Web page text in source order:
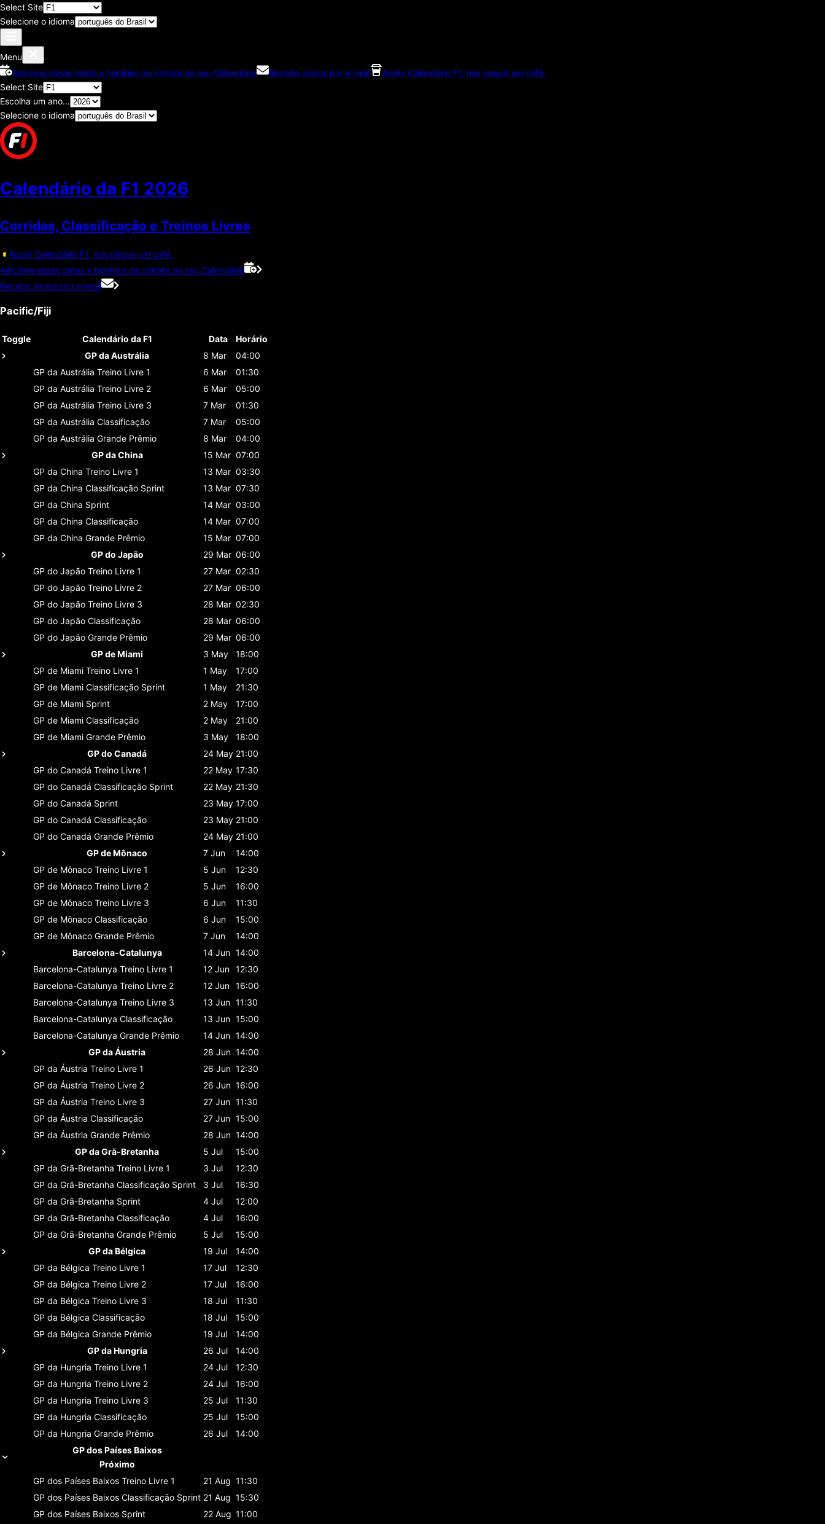
Select Site
Selecione o idioma
Menu
Adicione essas datas e horários da corrida ao seu Calendário
Receba avisos por e-mail
Apoie Calendário F1, nos pague um café.
Select Site
Escolha um ano...
Selecione o idioma
Calendário da F1 2026
Corridas, Classificaçāo e Treinos Livres
Apoie Calendário F1, nos pague um café.
Adicione essas datas e horários da corrida ao seu Calendário
Receba avisos por e-mail
Pacific/Fiji
Toggle Calendário da F1 Data
Horário
GP da Austrália
8 Mar
04:00
GP da Austrália Treino Livre 1 6 Mar
01:30
GP da Austrália Treino Livre 2 6 Mar
05:00
GP da Austrália Treino Livre 3 7 Mar
01:30
GP da Austrália Classificaçāo 7 Mar
05:00
GP da Austrália Grande Prêmio 8 Mar
04:00
GP da China
15 Mar 07:00
GP da China Treino Livre 1 13 Mar 03:30
GP da China Classificaçāo Sprint 13 Mar 07:30
GP da China Sprint 14 Mar 03:00
GP da China Classificaçāo 14 Mar 07:00
GP da China Grande Prêmio 15 Mar 07:00
GP do Japão
29 Mar 06:00
GP do Japão Treino Livre 1 27 Mar 02:30
GP do Japão Treino Livre 2 27 Mar 06:00
GP do Japão Treino Livre 3 28 Mar 02:30
GP do Japão Classificaçāo 28 Mar 06:00
GP do Japão Grande Prêmio 29 Mar 06:00
GP de Miami
3 May
18:00
GP de Miami Treino Livre 1 1 May
17:00
GP de Miami Classificaçāo Sprint 1 May
21:30
GP de Miami Sprint 2 May
17:00
GP de Miami Classificaçāo 2 May
21:00
GP de Miami Grande Prêmio 3 May
18:00
GP do Canadá
24 May 21:00
GP do Canadá Treino Livre 1 22 May 17:30
GP do Canadá Classificaçāo Sprint 22 May 21:30
GP do Canadá Sprint 23 May 17:00
GP do Canadá Classificaçāo 23 May 21:00
GP do Canadá Grande Prêmio 24 May 21:00
GP de Mônaco
7 Jun
14:00
GP de Mônaco Treino Livre 1 5 Jun
12:30
GP de Mônaco Treino Livre 2 5 Jun
16:00
GP de Mônaco Treino Livre 3 6 Jun
11:30
GP de Mônaco Classificaçāo 6 Jun
15:00
GP de Mônaco Grande Prêmio 7 Jun
14:00
Barcelona-Catalunya
14 Jun 14:00
Barcelona-Catalunya Treino Livre 1 12 Jun 12:30
Barcelona-Catalunya Treino Livre 2 12 Jun 16:00
Barcelona-Catalunya Treino Livre 3 13 Jun 11:30
Barcelona-Catalunya Classificaçāo 13 Jun 15:00
Barcelona-Catalunya Grande Prêmio 14 Jun 14:00
GP da Áustria
28 Jun 14:00
GP da Áustria Treino Livre 1 26 Jun 12:30
GP da Áustria Treino Livre 2 26 Jun 16:00
GP da Áustria Treino Livre 3 27 Jun 11:30
GP da Áustria Classificaçāo 27 Jun 15:00
GP da Áustria Grande Prêmio 28 Jun 14:00
GP da Grã-Bretanha
5 Jul
15:00
GP da Grã-Bretanha Treino Livre 1 3 Jul
12:30
GP da Grã-Bretanha Classificaçāo Sprint 3 Jul
16:30
GP da Grã-Bretanha Sprint 4 Jul
12:00
GP da Grã-Bretanha Classificaçāo 4 Jul
16:00
GP da Grã-Bretanha Grande Prêmio 5 Jul
15:00
GP da Bélgica
19 Jul
14:00
GP da Bélgica Treino Livre 1 17 Jul
12:30
GP da Bélgica Treino Livre 2 17 Jul
16:00
GP da Bélgica Treino Livre 3 18 Jul
11:30
GP da Bélgica Classificaçāo 18 Jul
15:00
GP da Bélgica Grande Prêmio 19 Jul
14:00
GP da Hungria
26 Jul
14:00
GP da Hungria Treino Livre 1 24 Jul
12:30
GP da Hungria Treino Livre 2 24 Jul
16:00
GP da Hungria Treino Livre 3 25 Jul
11:30
GP da Hungria Classificaçāo 25 Jul
15:00
GP da Hungria Grande Prêmio 26 Jul
14:00
GP dos Países Baixos
Próximo
GP dos Países Baixos Treino Livre 1 21 Aug 11:30
GP dos Países Baixos Classificaçāo Sprint 21 Aug 15:30
GP dos Países Baixos Sprint 22 Aug 11:00